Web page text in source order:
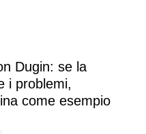
Dugin: se la
i problemi,
come esempio